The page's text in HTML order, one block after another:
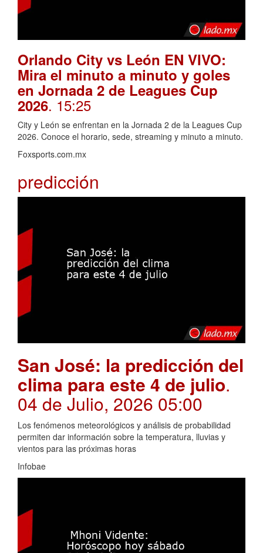
Orlando City vs León EN VIVO:
Mira el minuto a minuto y goles
en Jornada 2 de Leagues Cup
2026. 15:25
City y León se enfrentan en la Jornada 2 de la Leagues Cup
2026. Conoce el horario, sede, streaming y minuto a minuto.
Foxsports.com.mx
predicción
San José: la predicción del
clima para este 4 de julio.
04 de Julio, 2026 05:00
Los fenómenos meteorológicos y análisis de probabilidad
permiten dar información sobre la temperatura, lluvias y
vientos para las próximas horas
Infobae